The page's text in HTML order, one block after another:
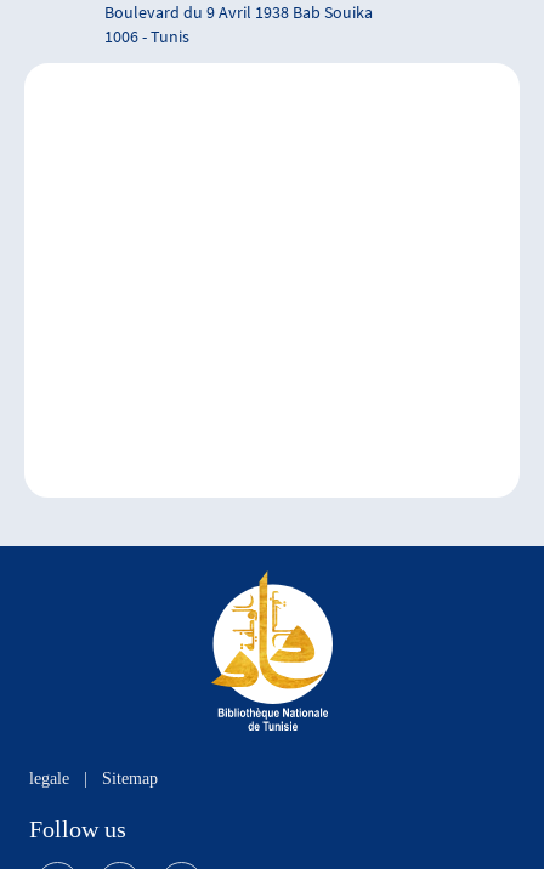
Boulevard du 9 Avril 1938 Bab Souika
1006 - Tunis
legale Sitemap
Follow us